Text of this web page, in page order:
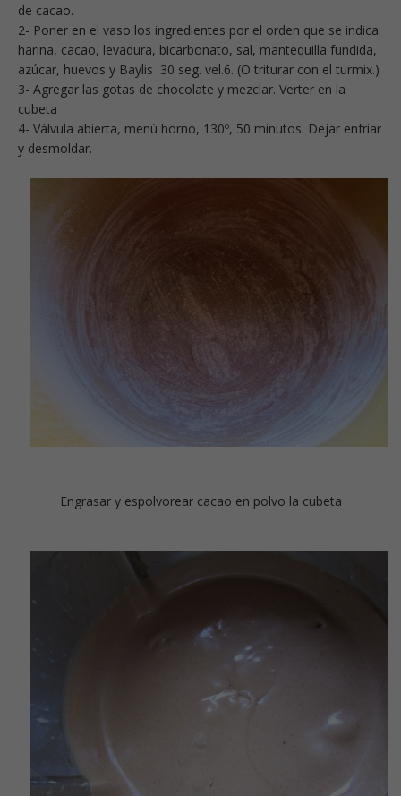
de cacao.
2- Poner en el vaso los ingredientes por el orden que se indica:
harina, cacao, levadura, bicarbonato, sal, mantequilla fundida,
azúcar, huevos y Baylis 30 seg. vel.6. (O triturar con el turmix.)
3- Agregar las gotas de chocolate y mezclar. Verter en la
cubeta
4- Válvula abierta, menú horno, 130º, 50 minutos. Dejar enfriar
y desmoldar.
Engrasar y espolvorear cacao en polvo la cubeta